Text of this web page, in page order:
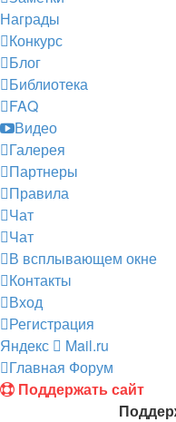
Награды
Конкурс
Блог
Библиотека
FAQ
Видео
Галерея
Партнеры
Правила
Чат
Чат
В всплывающем окне
Контакты
Вход
Регистрация
Яндекс
Mail.ru
Главная Форум
Поддержать сайт